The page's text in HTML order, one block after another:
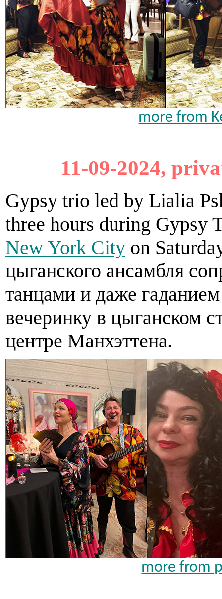
more from
11-09-2024,
Gypsy trio led by Lialia
three hours during Gypsy
New York City on
цыганского ансамбля
танцами и даже
вечеринку в цыганском
центре Манхэттена.
more from